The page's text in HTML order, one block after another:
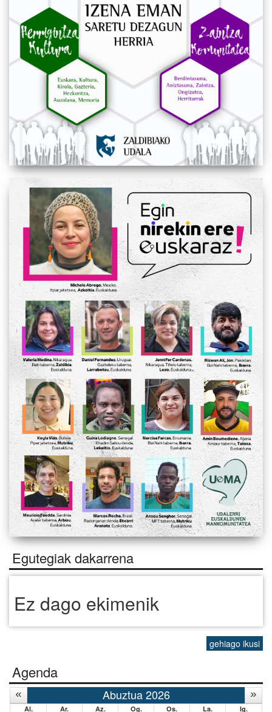
Egutegiak dakarrena
Ez dago ekimenik
gehiago ikusi
Agenda
Abuztua 2026
Al. Ar. Az. Og. Os. La. Ig.